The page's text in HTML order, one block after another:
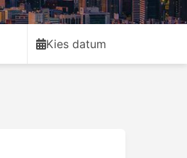
Kies datum